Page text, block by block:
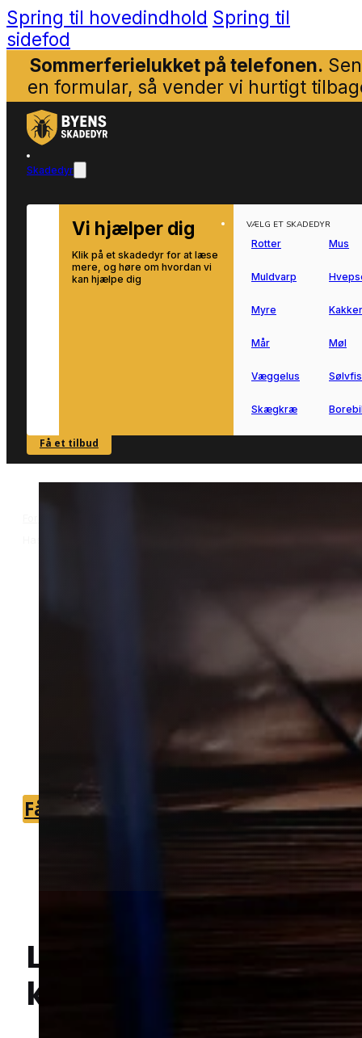
Spring til hovedindhold Spring til
sidefod
Sommerferielukket på telefonen.
en formular, så vender vi hurtigt
Skadedyr
Vi hjælper dig
Klik på et skadedyr for at læse
mere, og høre om hvordan vi
kan hjælpe dig
SE OVERSIGT
VÆLG ET SKADEDYR
Rotter Mus
Muldvarp
Myre
Mår Møl
Væggelus
Skægkræ
Få et tilbud
Kakkerlakbekæmpelse i Haslev kræver
hurtig handling og en løsning, der
Vi forbinder dig med lokale partnere,
du nemt kan få vurderet problemet og
Få et tilbud +45 51 90 85 46
Lokal bekæmpelse
kakkerlakker